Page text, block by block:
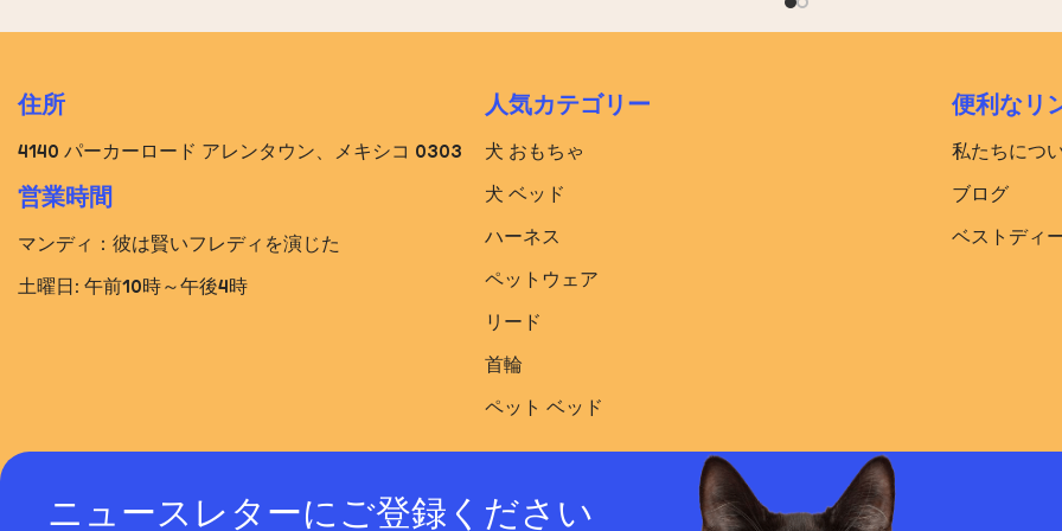
住所
4140 パーカーロード アレンタウン、メキシコ 0303
営業時間
マンディ：彼は賢いフレディを演じた
土曜日: 午前10時～午後4時
人気カテゴリー
犬 おもちゃ
犬 ベッド​
ハーネス
ペットウェア
リード
首輪
ペット ベッド
便利なリ
私たちにつ
ブログ
ベストディ
ニュースレターにご登録ください